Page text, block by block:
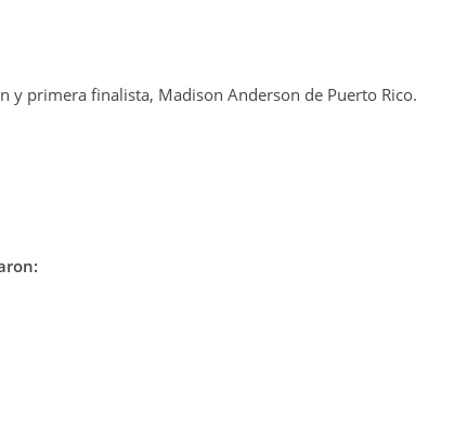
y primera finalista, Madison Anderson de Puerto Rico.